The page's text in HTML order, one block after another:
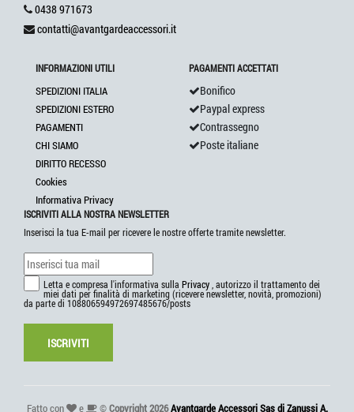
0438 971673
contatti@avantgardeaccessori.it
INFORMAZIONI UTILI
SPEDIZIONI ITALIA
SPEDIZIONI ESTERO
PAGAMENTI
CHI SIAMO
DIRITTO RECESSO
Cookies
Informativa Privacy
PAGAMENTI ACCETTATI
Bonifico
Paypal express
Contrassegno
Poste italiane
ISCRIVITI ALLA NOSTRA NEWSLETTER
Inserisci la tua E-mail per ricevere le nostre offerte tramite newsletter.
Letta e compresa l'informativa sulla Privacy , autorizzo il trattamento dei
miei dati per finalità di marketing (ricevere newsletter, novità, promozioni)
da parte di 108806594972697485676/posts
ISCRIVITI
Fatto con e ©Copyright 2026Avantgarde Accessori Sas di Zanussi A.